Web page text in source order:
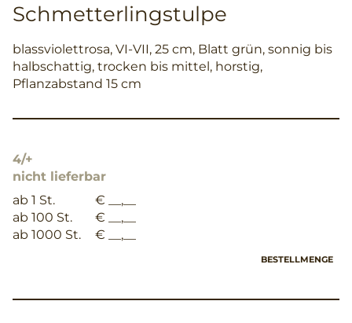
Schmetterlingstulpe
blassviolettrosa, VI-VII, 25 cm, Blatt grün, sonnig bis
halbschattig, trocken bis mittel, horstig,
Pflanzabstand 15 cm
4/+
nicht lieferbar
ab 1 St.
€ __,__
ab 100 St.
€ __,__
ab 1000 St.
€ __,__
BESTELLMENGE